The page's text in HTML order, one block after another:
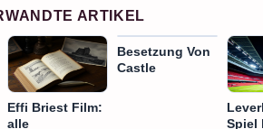
ARTIKEL
Effi Briest Film:
alle
Besetzung Von
Castle
Spiel